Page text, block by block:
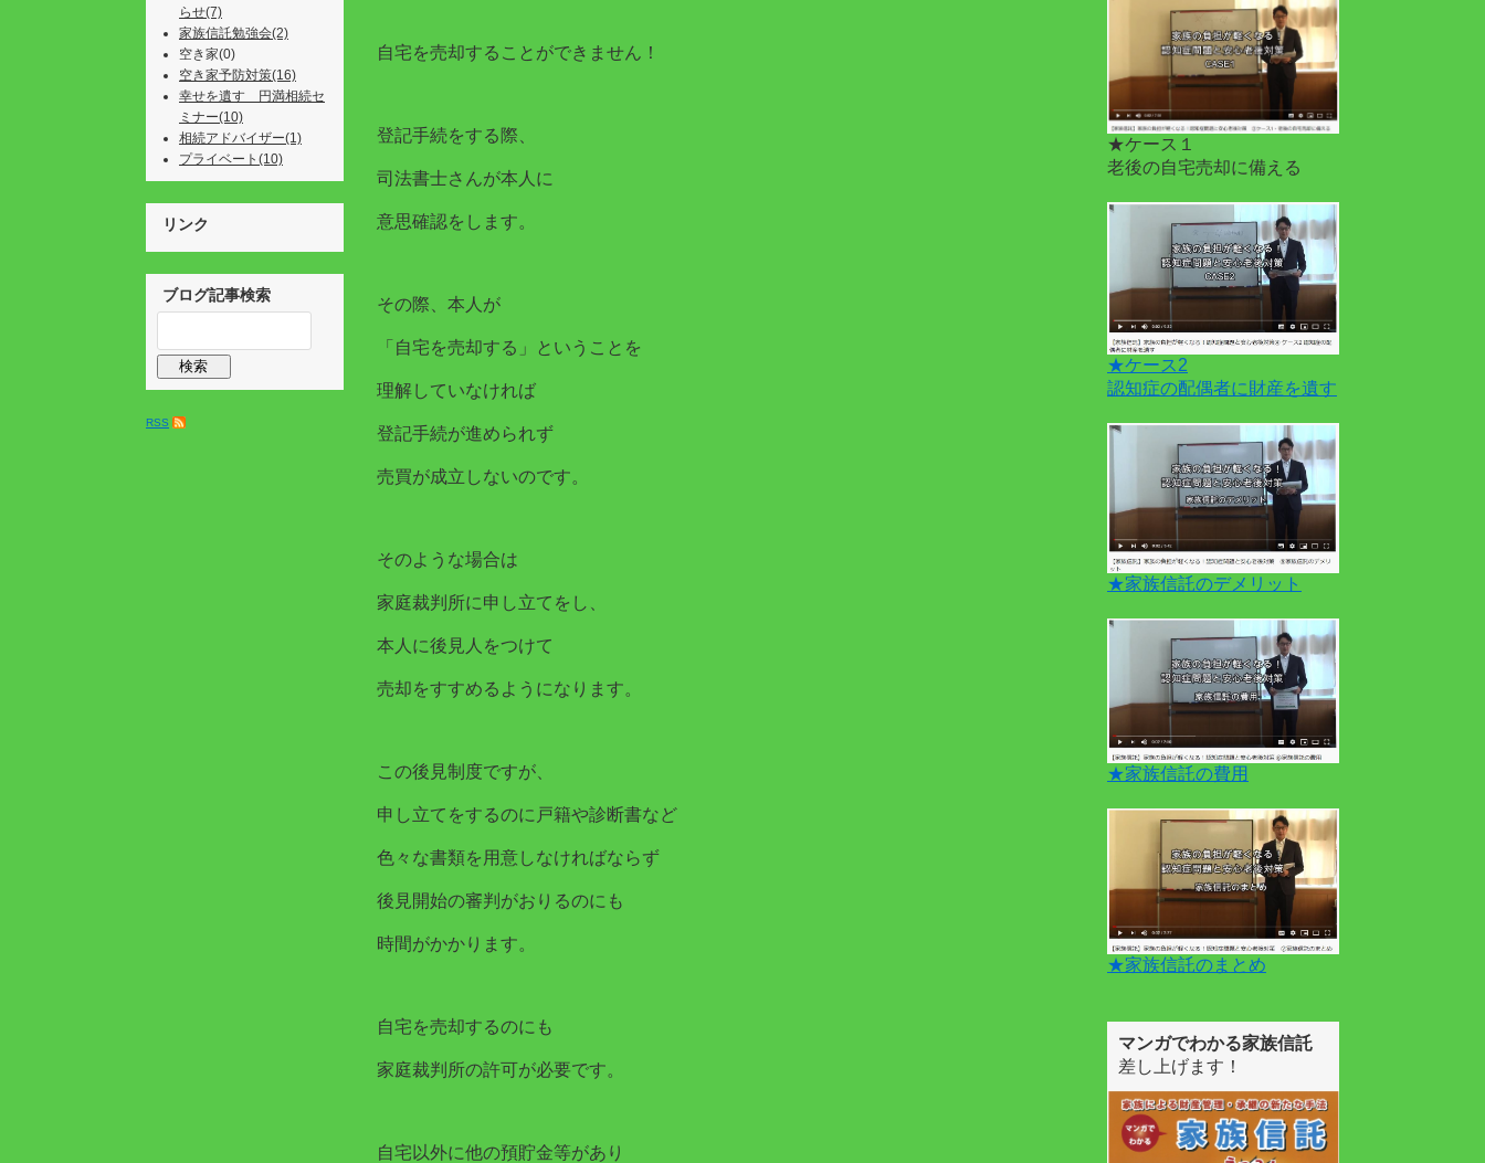
らせ(7)
家族信託勉強会(2)
空き家(0)
空き家予防対策(16)
幸せを遺す 円満相続セ
ミナー(10)
相続アドバイザー(1)
プライベート(10)
リンク
ブログ記事検索
RSS
自宅を売却することができません！
登記手続をする際、
司法書士さんが本人に
意思確認をします。
その際、本人が
「自宅を売却する」ということを
理解していなければ
登記手続が進められず
売買が成立しないのです。
そのような場合は
家庭裁判所に申し立てをし、
本人に後見人をつけて
売却をすすめるようになります。
この後見制度ですが、
申し立てをするのに戸籍や診断書など
色々な書類を用意しなければならず
後見開始の審判がおりるのにも
時間がかかります。
自宅を売却するのにも
家庭裁判所の許可が必要です。
自宅以外に他の預貯金等があり
★ケース１
老後の自宅売却に備える
★ケース2
認知症の配偶者に財産を遺す
★家族信託のデメリット
★家族信託の費用
★家族信託のまとめ
マンガでわかる家族信託
差し上げます！